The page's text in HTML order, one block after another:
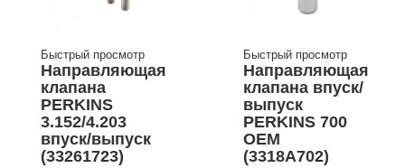
Быстрый просмотр
Направляющая
клапана
PERKINS
3.152/4.203
впуск/выпуск
(33261723)
Быстрый просмотр
Направляющая
клапана впуск/
выпуск
PERKINS 700
OEM
(3318A702)